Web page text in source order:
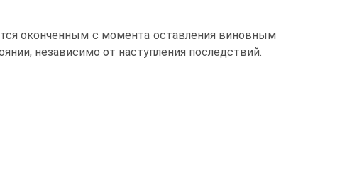
оконченным с момента оставления виновным
независимо от наступления последствий.